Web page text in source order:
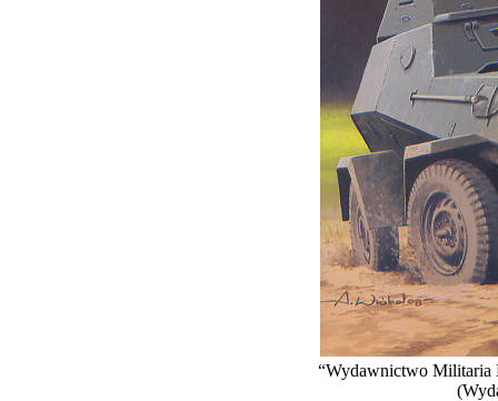
“Wydawnictwo